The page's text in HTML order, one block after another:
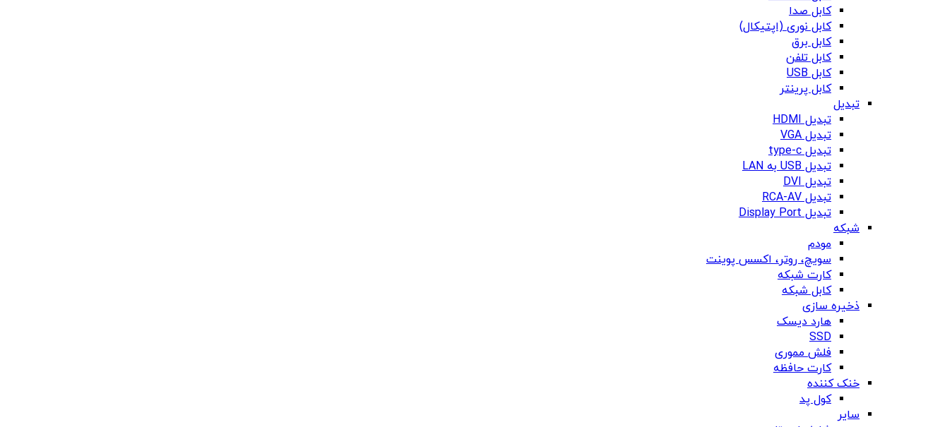
کابل صدا
کابل نوری (اپتیکال)
کابل برق
کابل تلفن
کابل USB
کابل پرینتر
تبدیل
تبدیل HDMI
تبدیل VGA
تبدیل type-c
تبدیل USB به LAN
تبدیل DVI
تبدیل RCA-AV
تبدیل Display Port
شبکه
مودم
سویچ، روتر، اکسس پوینت
کارت شبکه
کابل شبکه
ذخیره سازی
هارد دیسک
SSD
فلش مموری
کارت حافظه
خنک کننده
کول پد
سایر